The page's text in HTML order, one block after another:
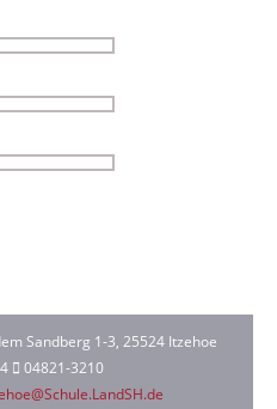
Sandberg 1-3, 25524 Itzehoe
04821-3210